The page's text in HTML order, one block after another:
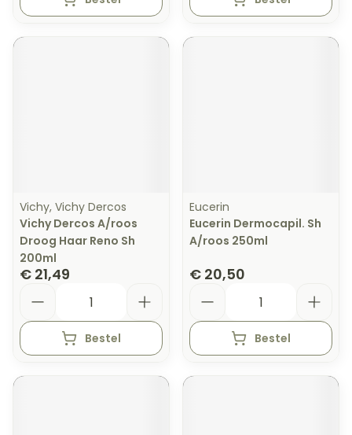
Vichy, Vichy Dercos
Vichy Dercos A/roos
Droog Haar Reno Sh
200ml
€ 21,49
Bestel
Eucerin
Eucerin Dermocapil. Sh
A/roos 250ml
€ 20,50
Bestel